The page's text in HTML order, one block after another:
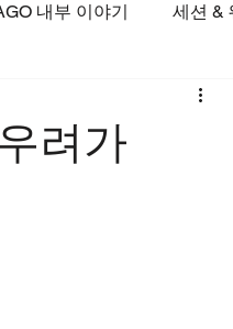
내부 이야기 세션 &
려가